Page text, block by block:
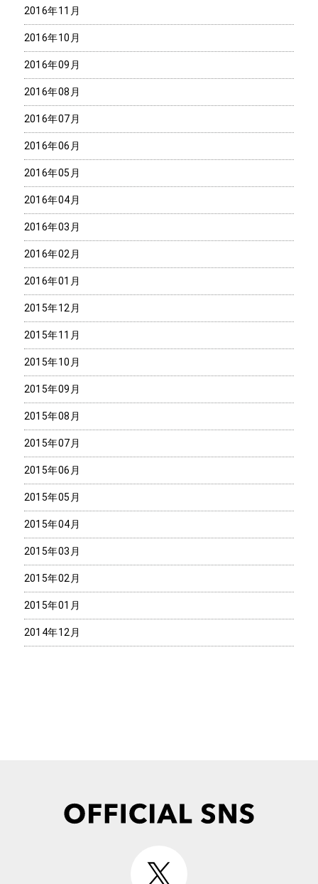
2016年11月
2016年10月
2016年09月
2016年08月
2016年07月
2016年06月
2016年05月
2016年04月
2016年03月
2016年02月
2016年01月
2015年12月
2015年11月
2015年10月
2015年09月
2015年08月
2015年07月
2015年06月
2015年05月
2015年04月
2015年03月
2015年02月
2015年01月
2014年12月